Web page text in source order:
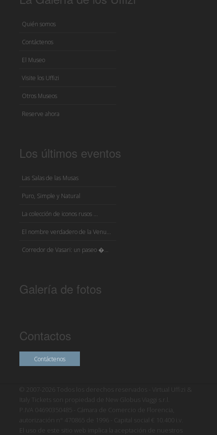
Quién somos
Contáctenos
El Museo
Visite los Uffizi
Otros Museos
Reserve ahora
Los últimos eventos
Las Salas de las Musas
Puro, Simple y Natural
La colección de iconos rusos ...
El nombre verdadero de la Venu...
Corredor de Vasari: un paseo �...
Galería de fotos
Contactos
Contáctenos
© 2007-2026 Todos los derechos reservados - Virtual Uffizi &
Italy Tickets son propiedad de New Globus Viaggi s.r.l.
P.IVA 04690350485 - Cámara de Comercio de Florencia,
autorización n° 470865 de 1996 - Capital social € 10.400 i.v.
El uso de este sitio web implica la aceptación de nuestros